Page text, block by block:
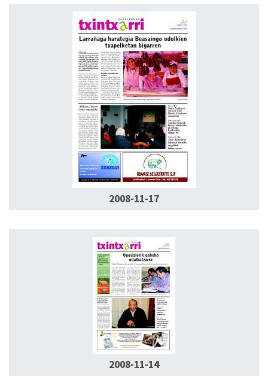
2008-11-17
2008-11-14